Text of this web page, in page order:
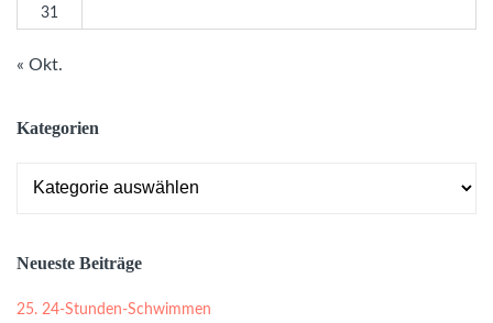
31
« Okt.
Kategorien
Neueste Beiträge
25. 24-Stunden-Schwimmen